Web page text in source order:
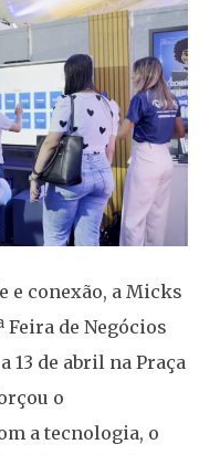
e conexão, a Micks
Feira de Negócios
13 de abril na Praça
o
a tecnologia, o